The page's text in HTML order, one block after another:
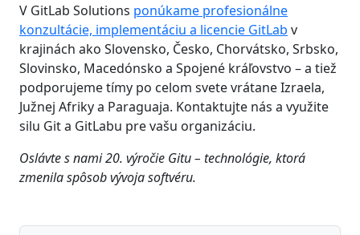
V GitLab Solutions ponúkame profesionálne
konzultácie, implementáciu a licencie GitLab v
krajinách ako Slovensko, Česko, Chorvátsko, Srbsko,
Slovinsko, Macedónsko a Spojené kráľovstvo – a tiež
podporujeme tímy po celom svete vrátane Izraela,
Južnej Afriky a Paraguaja. Kontaktujte nás a využite
silu Git a GitLabu pre vašu organizáciu.
Oslávte s nami 20. výročie Gitu – technológie, ktorá
zmenila spôsob vývoja softvéru.